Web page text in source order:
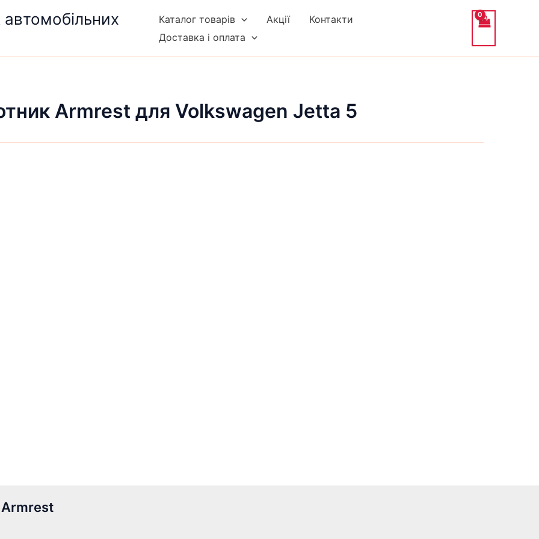
Каталог товарів Акції
Контакти
Доставка і оплата
Armrest для Volkswagen Jetta 5
Armrest